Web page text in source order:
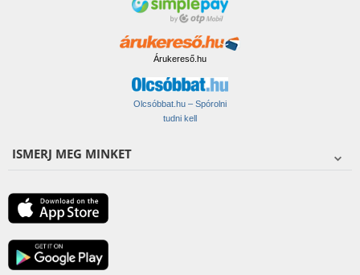
Árukereső.hu
Olcsóbbat.hu – Spórolni
tudni kell
ISMERJ MEG MINKET